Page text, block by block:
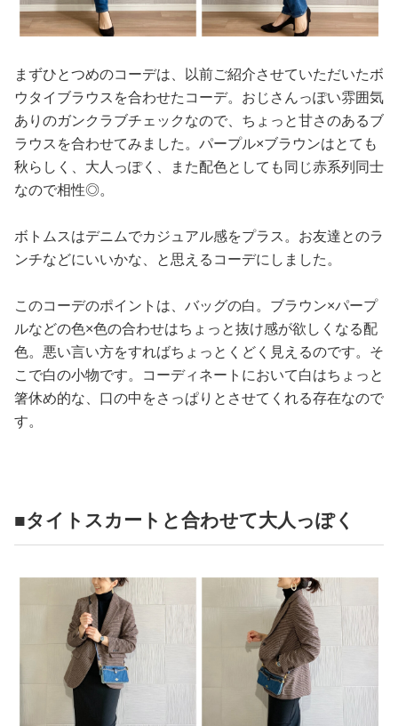
まずひとつめのコーデは、以前ご紹介させていただいたボ
ウタイブラウスを合わせたコーデ。おじさんっぽい雰囲気
ありのガンクラブチェックなので、ちょっと甘さのあるブ
ラウスを合わせてみました。パープル×ブラウンはとても
秋らしく、大人っぽく、また配色としても同じ赤系列同士
なので相性◎。
ボトムスはデニムでカジュアル感をプラス。お友達とのラ
ンチなどにいいかな、と思えるコーデにしました。
このコーデのポイントは、バッグの白。ブラウン×パープ
ルなどの色×色の合わせはちょっと抜け感が欲しくなる配
色。悪い言い方をすればちょっとくどく見えるのです。そ
こで白の小物です。コーディネートにおいて白はちょっと
箸休め的な、口の中をさっぱりとさせてくれる存在なので
す。
■タイトスカートと合わせて大人っぽく